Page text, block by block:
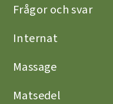
Frågor och svar
Internat
Massage
Matsedel